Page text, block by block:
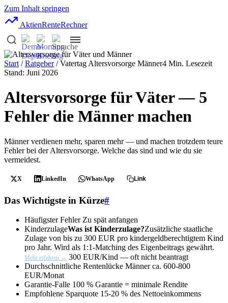
Zum Inhalt springen
AktienRenteRechner
Start /Ratgeber/ Vatertag Altersvorsorge Männer4 Min. Lesezeit
Stand: Juni 2026
Altersvorsorge für Väter — 5
Fehler die Männer machen
Männer verdienen mehr, sparen mehr — und machen trotzdem teure
Fehler bei der Altersvorsorge. Welche das sind und wie du sie
vermeidest.
X LinkedIn WhatsApp Link
Das Wichtigste in Kürze#
Häufigster Fehler Zu spät anfangen
KinderzulageWas ist Kinderzulage?Zusätzliche staatliche
Zulage von bis zu 300 EUR pro kindergeldberechtigtem Kind
pro Jahr. Wird als 1:1-Matching des Eigenbeitrags gewährt.
Mehr erfahren → 300 EUR/Kind — oft nicht beantragt
Durchschnittliche Rentenlücke Männerca. 600-800
EUR/Monat
Garantie-Falle 100 % Garantie = minimale Rendite
Empfohlene Sparquote 15-20 % des Nettoeinkommens